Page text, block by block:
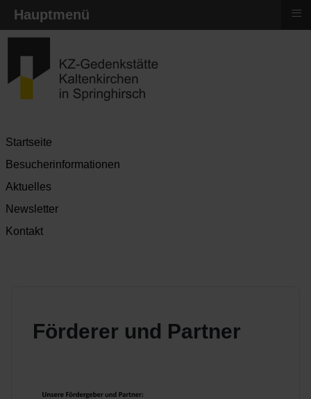
Startseite
Besucherinformationen
Aktuelles
Newsletter
Kontakt
Förderer und Partner
Hauptmenü ≡